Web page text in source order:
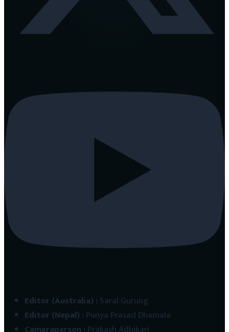
Editor (Australia) : Saral Gurung
Editor (Nepal) : Punya Prasad Dhamala